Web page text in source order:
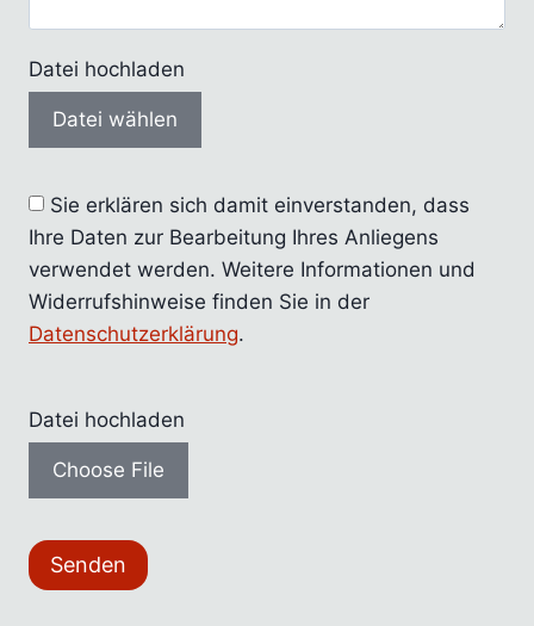
Datei hochladen
Datei wählen
Sie erklären sich damit einverstanden, dass
Ihre Daten zur Bearbeitung Ihres Anliegens
verwendet werden. Weitere Informationen und
Widerrufshinweise finden Sie in der
Datenschutzerklärung.
Datei hochladen
Choose File
Senden